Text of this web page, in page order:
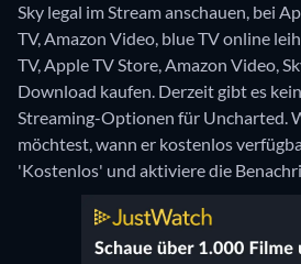
Sky legal im Stream anschauen, bei
TV, Amazon Video, blue TV online
TV, Apple TV Store, Amazon Video,
Download kaufen. Derzeit gibt es
Streaming-Optionen für Uncharted.
möchtest, wann er kostenlos
'Kostenlos' und aktiviere die